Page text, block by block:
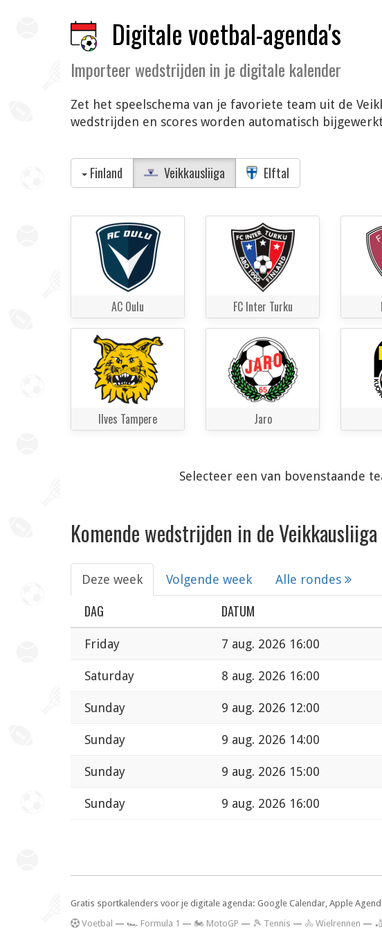
Digitale voetbal-agenda's
Importeer wedstrijden in je digitale kalender
Zet het speelschema van je favoriete team uit de
wedstrijden en scores worden automatisch
Finland Veikkausliiga Elftal
AC Oulu FC Inter Turku
Ilves Tampere Jaro
Selecteer een van bovenstaande
Komende wedstrijden in de Veikkausliiga
Deze week Volgende week Alle rondes
DAG DATUM
Friday 7 aug. 2026 16:00
Saturday 8 aug. 2026 16:00
Sunday 9 aug. 2026 12:00
Sunday 9 aug. 2026 14:00
Sunday 9 aug. 2026 15:00
Sunday 9 aug. 2026 16:00
Gratis sportkalenders voor je digitale agenda: Google Calendar, Apple
Voetbal — 🏎️ Formula 1 — 🏍 MotoGP — 🎾 Tennis — 🚴 Wielrennen —